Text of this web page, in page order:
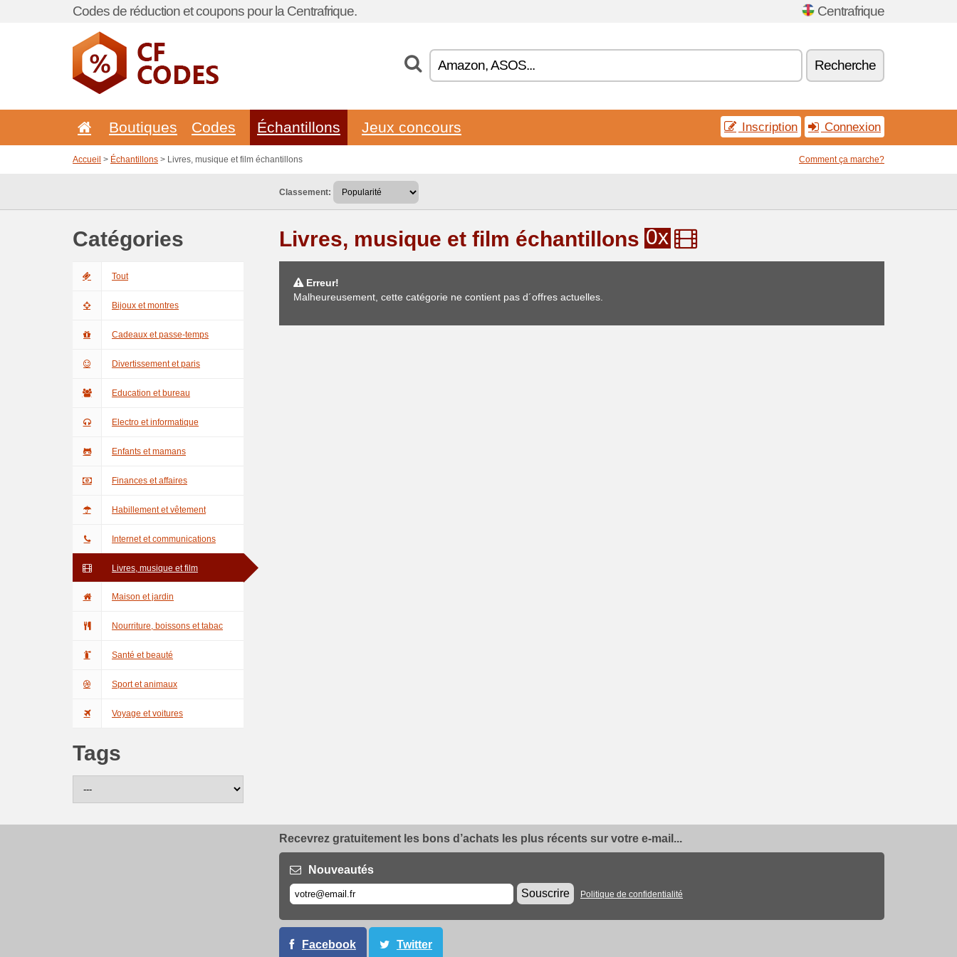
Codes de réduction et coupons pour la Centrafrique. Centrafrique
Recherche
Boutiques Codes Échantillons Jeux concours Inscription Connexion
Accueil > Échantillons > Livres, musique et film échantillons Comment ça marche?
Classement:
Catégories
Tout
Bijoux et montres
Cadeaux et passe-temps
Divertissement et paris
Education et bureau
Electro et informatique
Enfants et mamans
Finances et affaires
Habillement et vêtement
Internet et communications
Livres, musique et film
Maison et jardin
Nourriture, boissons et tabac
Santé et beauté
Sport et animaux
Voyage et voitures
Tags
Livres, musique et film échantillons 0x
Erreur!
Malheureusement, cette catégorie ne contient pas d´offres actuelles.
Recevrez gratuitement les bons d’achats les plus récents sur votre e-mail...
Nouveautés
Souscrire
Politique de confidentialité
Facebook Twitter